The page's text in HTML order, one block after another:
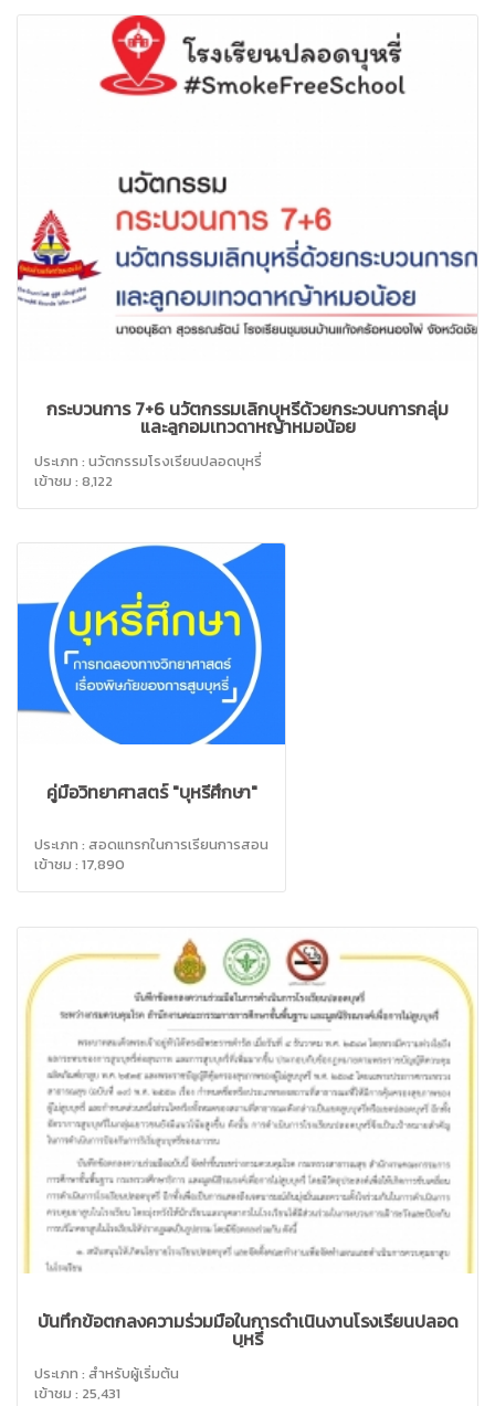
กระบวนการ 7+6 นวัตกรรมเลิกบุหรี่ด้วยกระวบนการกลุ่ม
และลูกอมเทวดาหญ้าหมอน้อย
ประเภท : นวัตกรรมโรงเรียนปลอดบุหรี่
เข้าชม : 8,122
คู่มือวิทยาศาสตร์ "บุหรี่ศึกษา"
ประเภท : สอดแทรกในการเรียนการสอน
เข้าชม : 17,890
บันทึกข้อตกลงความร่วมมือในการดำเนินงานโรงเรียนปลอด
บุหรี่
ประเภท : สำหรับผู้เริ่มต้น
เข้าชม : 25,431